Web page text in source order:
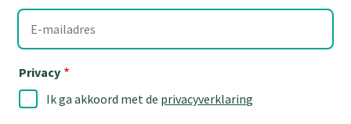
E-
mailadres
Privacy
Ik ga akkoord met de privacyverklaring